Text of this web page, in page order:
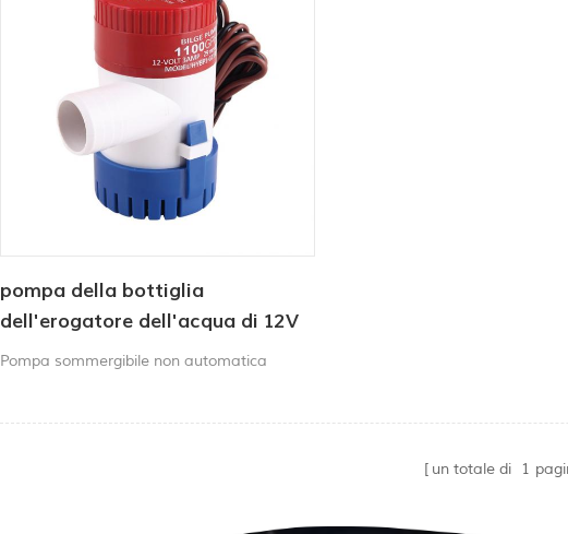
pompa della bottiglia
dell'erogatore dell'acqua di 12V
750 GPH 1100 GPH 12V per
Pompa sommergibile non automatica
un totale di 1